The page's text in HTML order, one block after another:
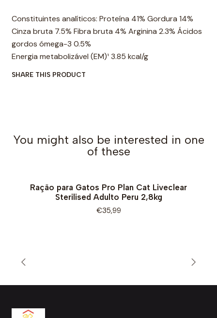
Constituintes analíticos: Proteína 41% Gordura 14%
Cinza bruta 7.5% Fibra bruta 4% Arginina 2.3% Ácidos
gordos ómega-3 0.5%
Energia metabolizável (EM)¹ 3.85 kcal/g
SHARE THIS PRODUCT
You might also be interested in one
of these
Ração para Gatos Pro Plan Cat Liveclear
Sterilised Adulto Peru 2,8kg
€35,99